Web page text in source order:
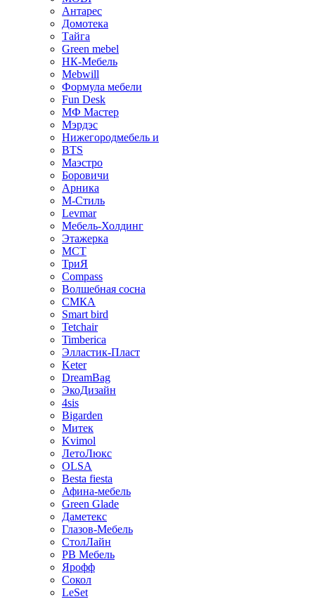
Антарес
Домотека
Тайга
Green mebel
НК-Мебель
Mebwill
Формула мебели
Fun Desk
МФ Мастер
Мэрдэс
Нижегородмебель и
BTS
Маэстро
Боровичи
Арника
М-Стиль
Levmar
Мебель-Холдинг
Этажерка
МСТ
ТриЯ
Compass
Волшебная сосна
СМКА
Smart bird
Tetchair
Timberica
Элластик-Пласт
Keter
DreamBag
ЭкоДизайн
4sis
Bigarden
Митек
Kvimol
ЛетоЛюкс
OLSA
Besta fiesta
Афина-мебель
Green Glade
Даметекс
Глазов-Мебель
СтолЛайн
РВ Мебель
Ярофф
Сокол
LeSet